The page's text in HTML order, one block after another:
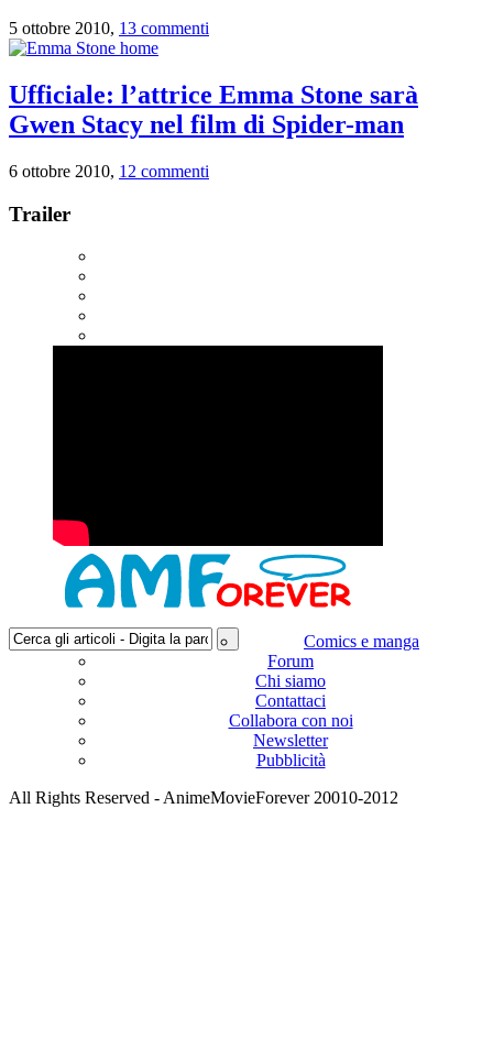
5 ottobre 2010, 13 commenti
Ufficiale: l’attrice Emma Stone sarà
Gwen Stacy nel film di Spider-man
6 ottobre 2010, 12 commenti
Trailer
Comics e manga
Forum
Chi siamo
Contattaci
Collabora con noi
Newsletter
Pubblicità
All Rights Reserved - AnimeMovieForever 20010-2012